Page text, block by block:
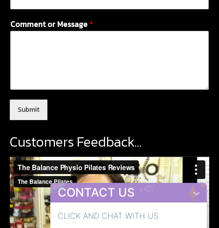
Comment or Message *
Submit
Customers Feedback…
Video
Player
CONTACT US
CLICK AND CHAT WITH US